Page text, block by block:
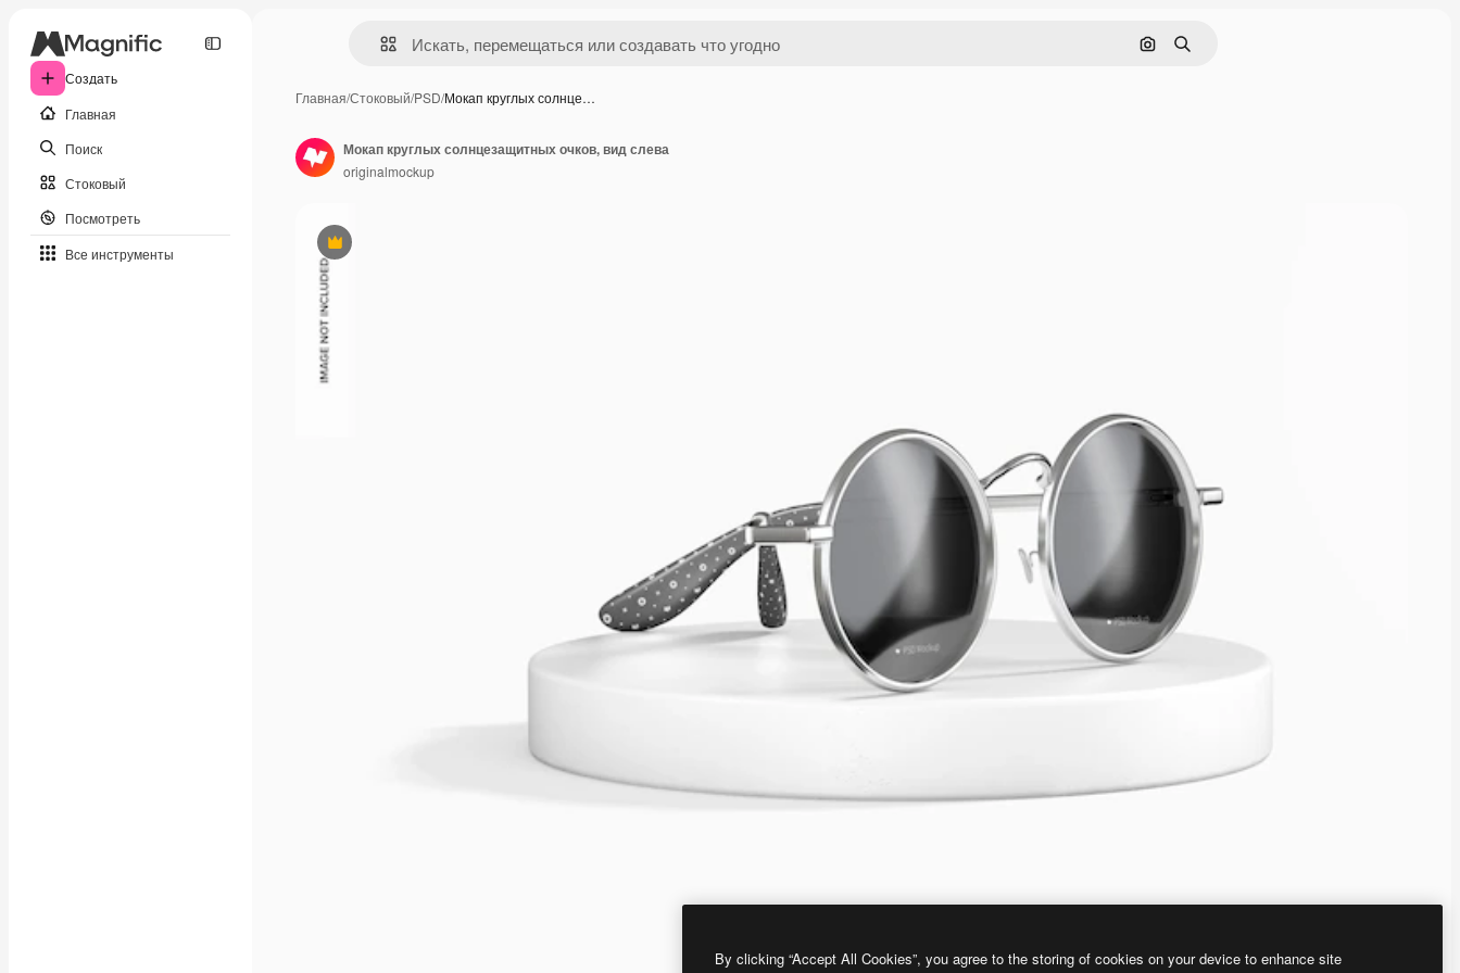
Создать
Главная
Поиск
Стоковый
Посмотреть
Все инструменты
Поиск по изображению
Поиск
Главная/Стоковый/PSD/Мокап круглых солнце…
Премиум
Мокап круглых солнцезащитных очков, вид слева
originalmockup
By clicking “Accept All Cookies”, you agree to the storing of cookies on your device to enhance site